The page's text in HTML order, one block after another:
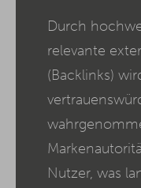
Durch
relevante
(Backlinks)
Nutzer, was